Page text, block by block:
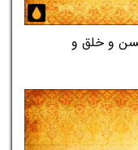
به حسن و خلق و